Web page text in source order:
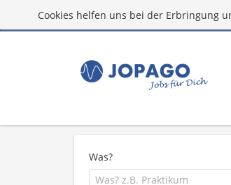
Cookies helfen uns bei der Erbringung
Was?